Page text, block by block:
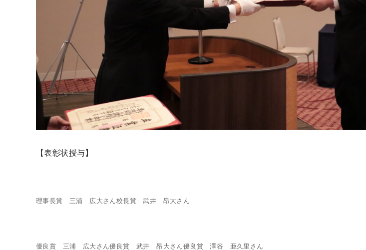
【表彰状授与】
理事長賞 三浦 広大さん校長賞 武井 昂大さん
優良賞 三浦 広大さん優良賞 武井 昂大さん優良賞 澤谷 亜久里さん